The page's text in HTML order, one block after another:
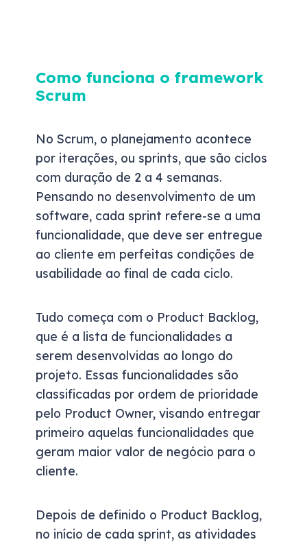
Como funciona o framework
Scrum
No Scrum, o planejamento acontece
por iterações, ou sprints, que são ciclos
com duração de 2 a 4 semanas.
Pensando no desenvolvimento de um
software, cada sprint refere-se a uma
funcionalidade, que deve ser entregue
ao cliente em perfeitas condições de
usabilidade ao final de cada ciclo.
Tudo começa com o Product Backlog,
que é a lista de funcionalidades a
serem desenvolvidas ao longo do
projeto. Essas funcionalidades são
classificadas por ordem de prioridade
pelo Product Owner, visando entregar
primeiro aquelas funcionalidades que
geram maior valor de negócio para o
cliente.
Depois de definido o Product Backlog,
no início de cada sprint, as atividades